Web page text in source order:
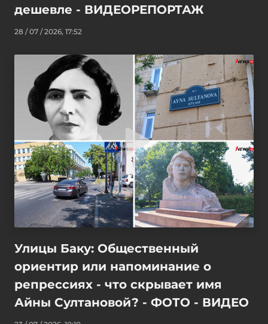
дешевле - ВИДЕОРЕПОРТАЖ
28 / 07 / 2026, 17:52
Улицы Баку: Общественный
ориентир или напоминание о
репрессиях - что скрывает имя
Айны Султановой? - ФОТО - ВИДЕО